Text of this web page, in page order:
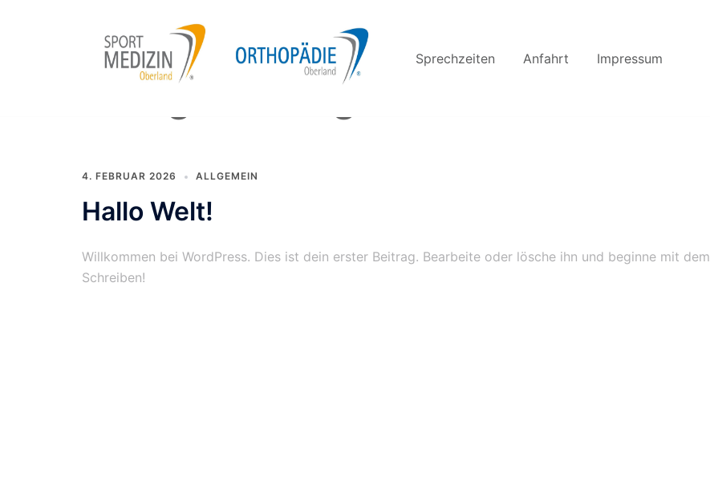
Sprechzeiten Anfahrt Impressum
Kategorie: Allgemein
4. FEBRUAR 2026 ALLGEMEIN
Hallo Welt!
Willkommen bei WordPress. Dies ist dein erster Beitrag. Bearbeite oder lösche ihn und beginne mit dem
Schreiben!